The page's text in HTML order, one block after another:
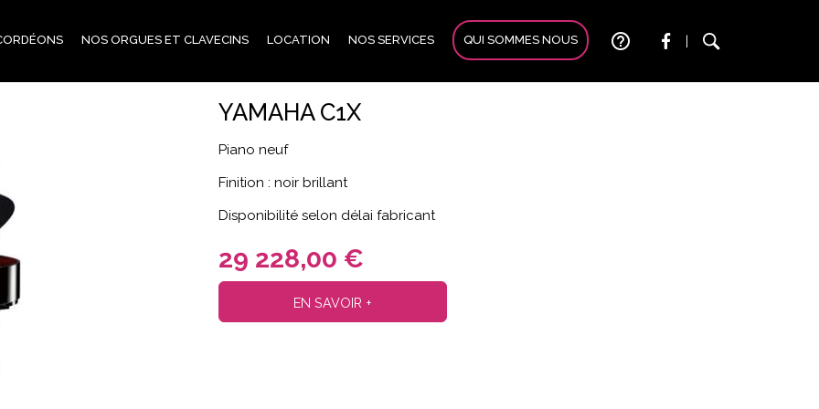
NOS ORGUES ET CLAVECINS LOCATION NOS SERVICES QUI SOMMES NOUS help_outline
YAMAHA C1X
Piano neuf
Finition : noir brillant
Disponibilité selon délai fabricant
29 228,00 €
EN SAVOIR +